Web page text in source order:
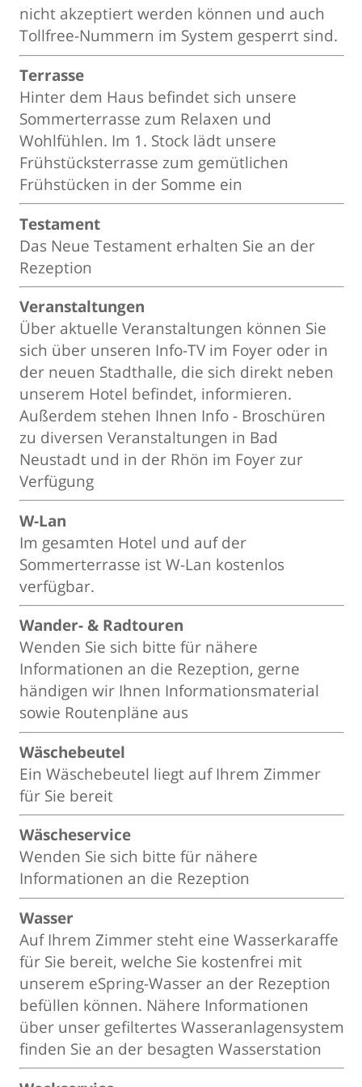
nicht akzeptiert werden können und auch
Tollfree-Nummern im System gesperrt sind.
Terrasse
Hinter dem Haus befindet sich unsere
Sommerterrasse zum Relaxen und
Wohlfühlen. Im 1. Stock lädt unsere
Frühstücksterrasse zum gemütlichen
Frühstücken in der Somme ein
Testament
Das Neue Testament erhalten Sie an der
Rezeption
Veranstaltungen
Über aktuelle Veranstaltungen können Sie
sich über unseren Info-TV im Foyer oder in
der neuen Stadthalle, die sich direkt neben
unserem Hotel befindet, informieren.
Außerdem stehen Ihnen Info - Broschüren
zu diversen Veranstaltungen in Bad
Neustadt und in der Rhön im Foyer zur
Verfügung
W-Lan
Im gesamten Hotel und auf der
Sommerterrasse ist W-Lan kostenlos
verfügbar.
Wander- & Radtouren
Wenden Sie sich bitte für nähere
Informationen an die Rezeption, gerne
händigen wir Ihnen Informationsmaterial
sowie Routenpläne aus
Wäschebeutel
Ein Wäschebeutel liegt auf Ihrem Zimmer
für Sie bereit
Wäscheservice
Wenden Sie sich bitte für nähere
Informationen an die Rezeption
Wasser
Auf Ihrem Zimmer steht eine Wasserkaraffe
für Sie bereit, welche Sie kostenfrei mit
unserem eSpring-Wasser an der Rezeption
befüllen können. Nähere Informationen
über unser gefiltertes Wasseranlagensystem
finden Sie an der besagten Wasserstation